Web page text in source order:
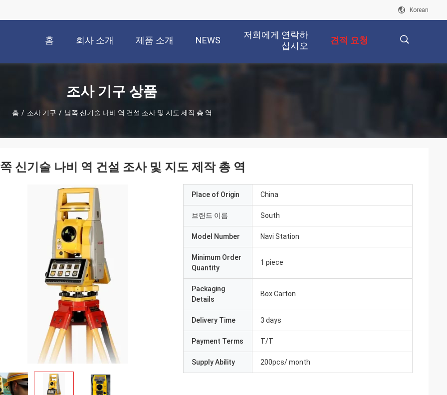
Korean
홈 회사 소개 제품 소개 NEWS
저희에게 연락하
십시오
견적 요청
조사 기구 상품
홈 / 조사 기구 / 남쪽 신기술 나비 역 건설 조사 및 지도 제작 총 역
신기술 나비 역 건설 조사 및 지도 제작 총 역
Place of Origin China
브랜드 이름 South
Model Number Navi Station
Minimum Order
Quantity
1 piece
Packaging
Details
Box Carton
Delivery Time 3 days
Payment Terms T/T
Supply Ability 200pcs/ month